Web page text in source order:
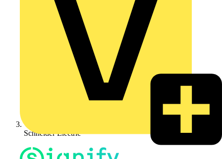
Schneider Electric